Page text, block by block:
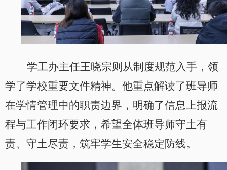
学工办主任王晓宗则从制度规范入手，领
学了学校重要文件精神。他重点解读了班导师
在学情管理中的职责边界，明确了信息上报流
程与工作闭环要求，希望全体班导师守土有
责、守土尽责，筑牢学生安全稳定防线。